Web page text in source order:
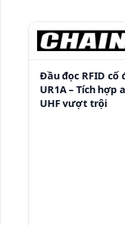
Đầu đọc RFID cố
UR1A – Tích hợp
UHF vượt trội